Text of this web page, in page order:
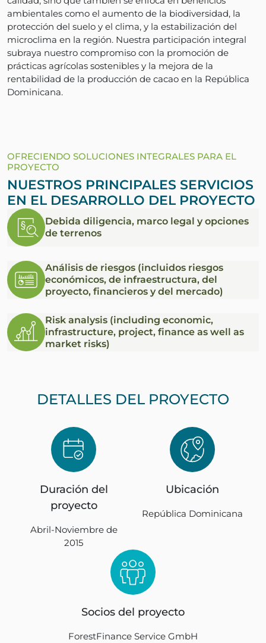
ambientales como el aumento de la biodiversidad, la
protección del suelo y el clima, y la estabilización del
microclima en la región. Nuestra participación integral
subraya nuestro compromiso con la promoción de
prácticas agrícolas sostenibles y la mejora de la
rentabilidad de la producción de cacao en la República
Dominicana.
OFRECIENDO SOLUCIONES INTEGRALES PARA EL
PROYECTO
NUESTROS PRINCIPALES SERVICIOS
EN EL DESARROLLO DEL PROYECTO
Debida diligencia, marco legal y opciones
de terrenos
Análisis de riesgos (incluidos riesgos
económicos, de infraestructura, del
proyecto, financieros y del mercado)
Risk analysis (including economic,
infrastructure, project, finance as well as
market risks)
DETALLES DEL PROYECTO
Duración del
proyecto
Abril-Noviembre de
2015
Ubicación
República Dominicana
Socios del proyecto
ForestFinance Service GmbH